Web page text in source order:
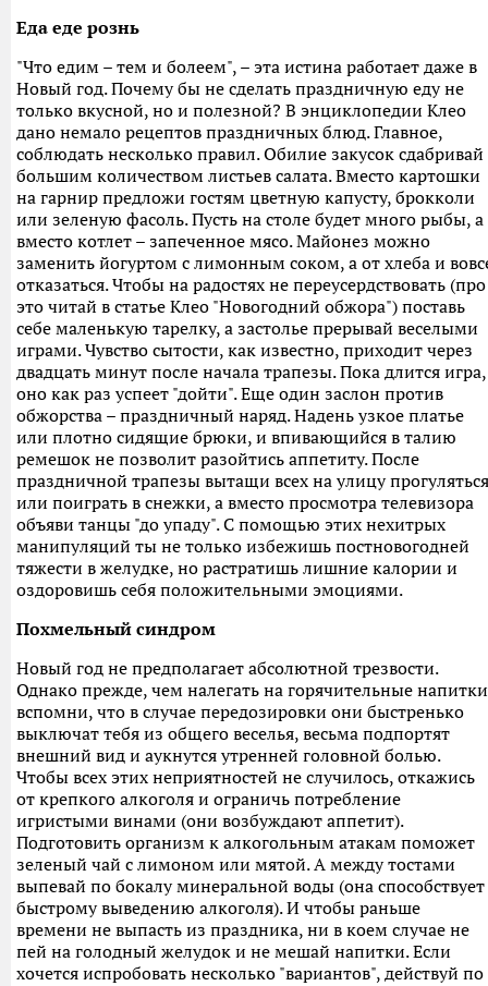
Еда еде рознь
"Что едим – тем и болеем", – эта истина работает даже в
Новый год. Почему бы не сделать праздничную еду не
только вкусной, но и полезной? В энциклопедии Клео
дано немало рецептов праздничных блюд. Главное,
соблюдать несколько правил. Обилие закусок сдабривай
большим количеством листьев салата. Вместо картошки
на гарнир предложи гостям цветную капусту, брокколи
или зеленую фасоль. Пусть на столе будет много рыбы, а
вместо котлет – запеченное мясо. Майонез можно
заменить йогуртом с лимонным соком, а от хлеба и
отказаться. Чтобы на радостях не переусердствовать (про
это читай в статье Клео "Новогодний обжора") поставь
себе маленькую тарелку, а застолье прерывай веселыми
играми. Чувство сытости, как известно, приходит через
двадцать минут после начала трапезы. Пока длится игра,
оно как раз успеет "дойти". Еще один заслон против
обжорства – праздничный наряд. Надень узкое платье
или плотно сидящие брюки, и впивающийся в талию
ремешок не позволит разойтись аппетиту. После
праздничной трапезы вытащи всех на улицу прогуляться
или поиграть в снежки, а вместо просмотра телевизора
объяви танцы "до упаду". С помощью этих нехитрых
манипуляций ты не только избежишь постновогодней
тяжести в желудке, но растратишь лишние калории и
оздоровишь себя положительными эмоциями.
Похмельный синдром
Новый год не предполагает абсолютной трезвости.
Однако прежде, чем налегать на горячительные
вспомни, что в случае передозировки они быстренько
выключат тебя из общего веселья, весьма подпортят
внешний вид и аукнутся утренней головной болью.
Чтобы всех этих неприятностей не случилось, откажись
от крепкого алкоголя и ограничь потребление
игристыми винами (они возбуждают аппетит).
Подготовить организм к алкогольным атакам поможет
зеленый чай с лимоном или мятой. А между тостами
выпевай по бокалу минеральной воды (она способствует
быстрому выведению алкоголя). И чтобы раньше
времени не выпасть из праздника, ни в коем случае не
пей на голодный желудок и не мешай напитки. Если
хочется испробовать несколько "вариантов", действуй по